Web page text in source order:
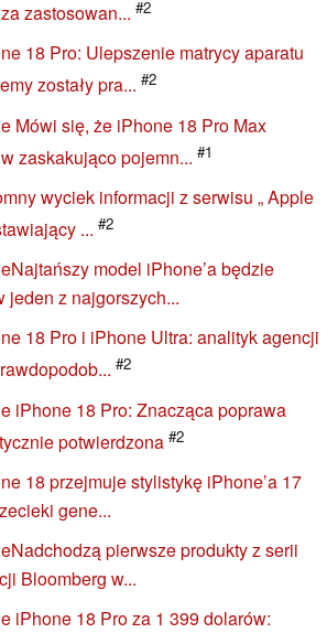
zastosowan... #2
18 Pro: Ulepszenie matrycy aparatu
zostały pra... #2
Mówi się, że iPhone 18 Pro Max
zaskakująco pojemn... #1
wyciek informacji z serwisu „ Apple
... #2
model iPhone’a będzie
jeden z najgorszych...
18 Pro i iPhone Ultra: analityk agencji
#2
iPhone 18 Pro: Znacząca poprawa
potwierdzona #2
18 przejmuje stylistykę iPhone’a 17
gene...
pierwsze produkty z serii
Bloomberg w...
iPhone 18 Pro za 1 399 dolarów: